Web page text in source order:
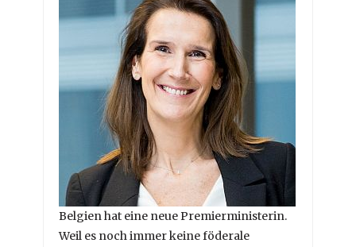
Belgien hat eine neue Premierministerin.
Weil es noch immer keine föderale